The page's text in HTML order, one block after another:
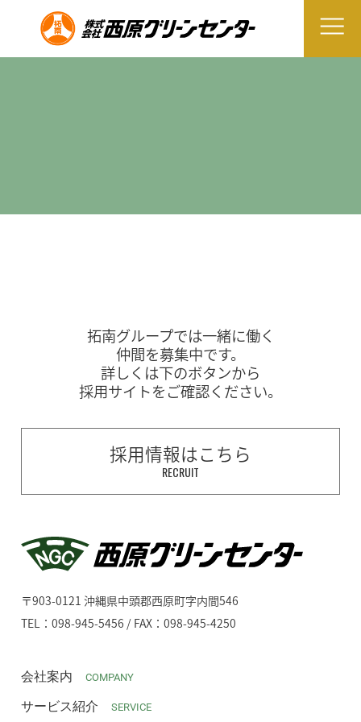
拓南グループでは一緒に働く
仲間を募集中です。
詳しくは下のボタンから
採用サイトをご確認ください。
採用情報はこちら
RECRUIT
〒903-0121 沖縄県中頭郡西原町字内間546
TEL：098-945-5456 / FAX：098-945-4250
会社案内 COMPANY
サービス紹介 SERVICE